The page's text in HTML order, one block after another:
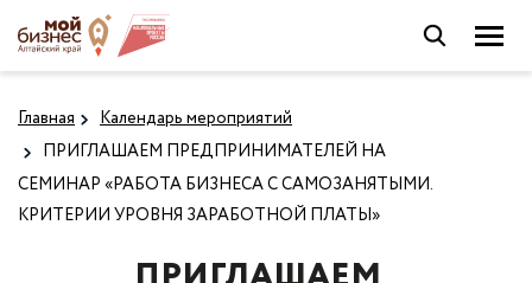
Главная
Календарь мероприятий
ПРИГЛАШАЕМ ПРЕДПРИНИМАТЕЛЕЙ НА
СЕМИНАР «РАБОТА БИЗНЕСА С САМОЗАНЯТЫМИ.
КРИТЕРИИ УРОВНЯ ЗАРАБОТНОЙ ПЛАТЫ»